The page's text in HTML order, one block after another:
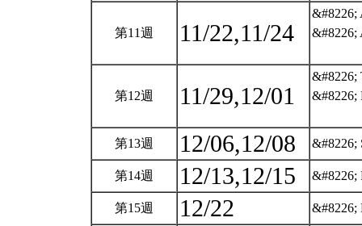
第11週 11/22,11/24
&#8226;
&#8226;
第12週 11/29,12/01
&#8226;
&#8226;
第13週 12/06,12/08 &#8226;
第14週 12/13,12/15 &#8226;
第15週 12/22 &#8226;